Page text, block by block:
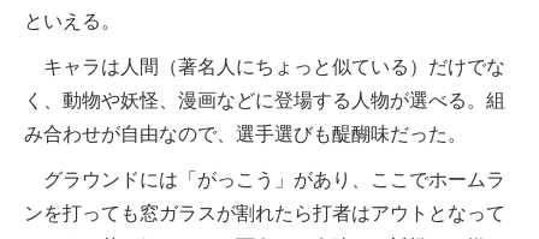
といえる。
キャラは人間（著名人にちょっと似ている）だけでな
く、動物や妖怪、漫画などに登場する人物が選べる。組
み合わせが自由なので、選手選びも醍醐味だった。
グラウンドには「がっこう」があり、ここでホームラ
ンを打っても窓ガラスが割れたら打者はアウトとなって